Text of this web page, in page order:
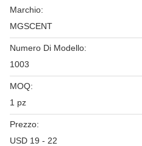
Marchio:
MGSCENT
Numero Di Modello:
1003
MOQ:
1 pz
Prezzo:
USD 19 - 22